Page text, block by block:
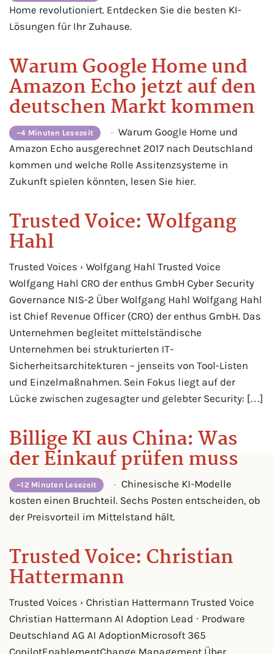
Home revolutioniert. Entdecken Sie die besten KI-
Lösungen für Ihr Zuhause.
Warum Google Home und
Amazon Echo jetzt auf den
deutschen Markt kommen
~4 Minuten Lesezeit - Warum Google Home und
Amazon Echo ausgerechnet 2017 nach Deutschland
kommen und welche Rolle Assitenzsysteme in
Zukunft spielen könnten, lesen Sie hier.
Trusted Voice: Wolfgang
Hahl
Trusted Voices › Wolfgang Hahl Trusted Voice
Wolfgang Hahl CRO der enthus GmbH Cyber Security
Governance NIS-2 Über Wolfgang Hahl Wolfgang Hahl
ist Chief Revenue Officer (CRO) der enthus GmbH. Das
Unternehmen begleitet mittelständische
Unternehmen bei strukturierten IT-
Sicherheitsarchitekturen – jenseits von Tool-Listen
und Einzelmaßnahmen. Sein Fokus liegt auf der
Lücke zwischen zugesagter und gelebter Security: […]
Billige KI aus China: Was
der Einkauf prüfen muss
~12 Minuten Lesezeit - Chinesische KI-Modelle
kosten einen Bruchteil. Sechs Posten entscheiden, ob
der Preisvorteil im Mittelstand hält.
Trusted Voice: Christian
Hattermann
Trusted Voices › Christian Hattermann Trusted Voice
Christian Hattermann AI Adoption Lead · Prodware
Deutschland AG AI AdoptionMicrosoft 365
CopilotEnablementChange Management Über